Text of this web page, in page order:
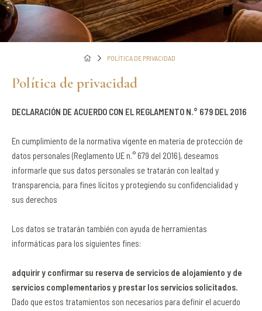
POLÍTICA DE PRIVACIDAD
Política de privacidad
DECLARACIÓN DE ACUERDO CON EL REGLAMENTO N.° 679 DEL 2016
En cumplimiento de la normativa vigente en materia de protección de
datos personales (Reglamento UE n.° 679 del 2016), deseamos
informarle que sus datos personales se tratarán con lealtad y
transparencia, para fines lícitos y protegiendo su confidencialidad y
sus derechos
Los datos se tratarán también con ayuda de herramientas
informáticas para los siguientes fines:
adquirir y confirmar su reserva de servicios de alojamiento y de
servicios complementarios y prestar los servicios solicitados.
Dado que estos tratamientos son necesarios para definir el acuerdo